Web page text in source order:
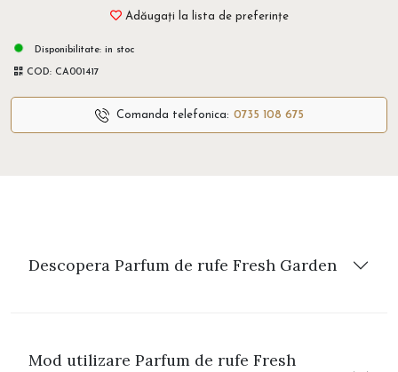
Adăugați la lista de preferințe
Disponibilitate: in stoc
COD: CA001417
Comanda telefonica: 0735 108 675
Descopera Parfum de rufe Fresh Garden
Mod utilizare Parfum de rufe Fresh